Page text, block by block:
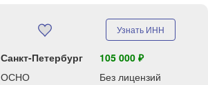
Узнать ИНН
Санкт-Петербург
105 000 ₽
ОСНО
Без лицензий